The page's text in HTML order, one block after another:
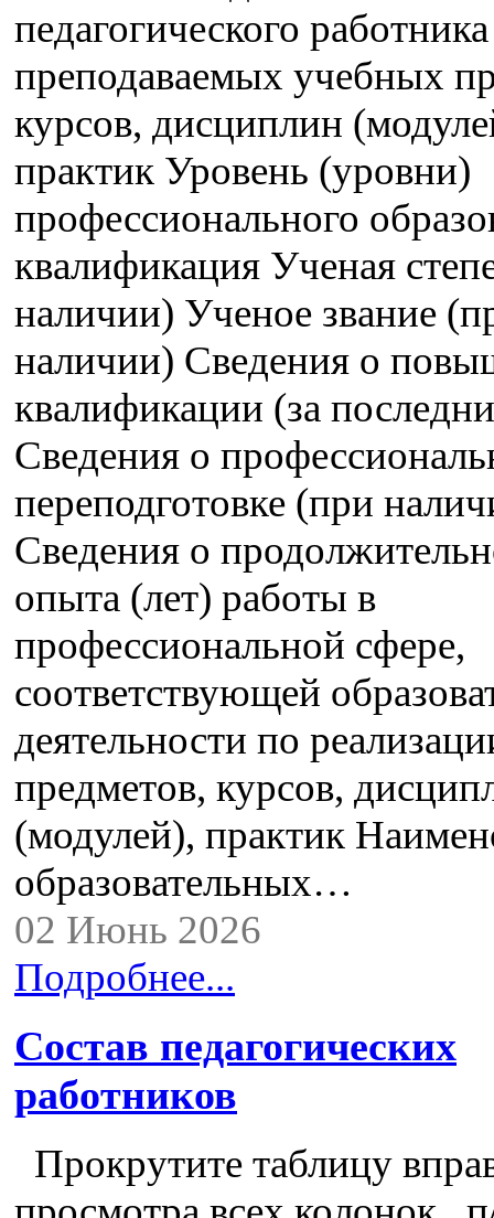
педагогического
преподаваемых учебных
курсов, дисциплин
практик Уровень (уровни)
профессионального
квалификация Ученая
наличии) Ученое звание
наличии) Сведения о
квалификации (за
Сведения о
переподготовке (при
Сведения о
опыта (лет) работы в
профессиональной сфере,
соответствующей
деятельности по
предметов, курсов,
(модулей), практик
образовательных…
02 Июнь 2026
Подробнее...
Состав педагогических
работников
Прокрутите таблицу